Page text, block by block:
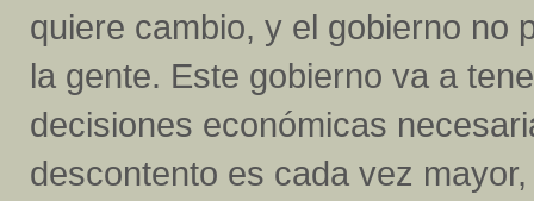
quiere cambio, y el gobierno no
la gente. Este gobierno va a
decisiones económicas
descontento es cada vez